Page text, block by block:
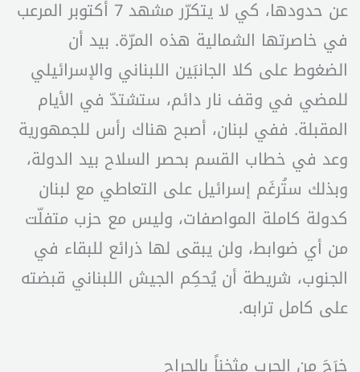
عن حدودها، كي لا يتكرّر مشهد 7 أكتوبر المرعب
في خاصرتها الشمالية هذه المرّة. بيد أن
الضغوط على كلا الجانبَين اللبناني والإسرائيلي
للمضي في وقف نار دائم، ستشتدّ في الأيام
المقبلة. ففي لبنان، أصبح هناك رأس للجمهورية
وعد في خطاب القسم بحصر السلاح بيد الدولة،
وبذلك ستُرغَم إسرائيل على التعاطي مع لبنان
كدولة كاملة المواصفات، وليس مع حزب متفلّت
من أي ضوابط، ولن يبقى لها ذرائع للبقاء في
الجنوب، شريطة أن يُحكِم الجيش اللبناني قبضته
على كامل ترابه.
خرَجَ من الحرب مثخناً بالجراح